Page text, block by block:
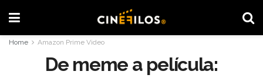
Home Amazon Prime Video
De meme a película: